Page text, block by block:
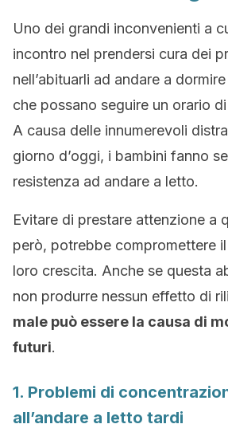
Uno dei grandi inconvenienti a
incontro nel prendersi cura dei
nell’abituarli ad andare a
che possano seguire un orario
A causa delle innumerevoli
giorno d’oggi, i bambini fanno
resistenza ad andare a letto.
Evitare di prestare attenzione a
però, potrebbe compromettere
loro crescita. Anche se questa
non produrre nessun effetto di
male può essere la causa di
futuri.
1. Problemi di
all’andare a letto tardi